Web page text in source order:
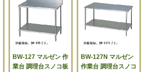
BW-127 マルゼン 作
業台 調理台スノコ板
BW-127N マルゼン
作業台 調理台スノコ